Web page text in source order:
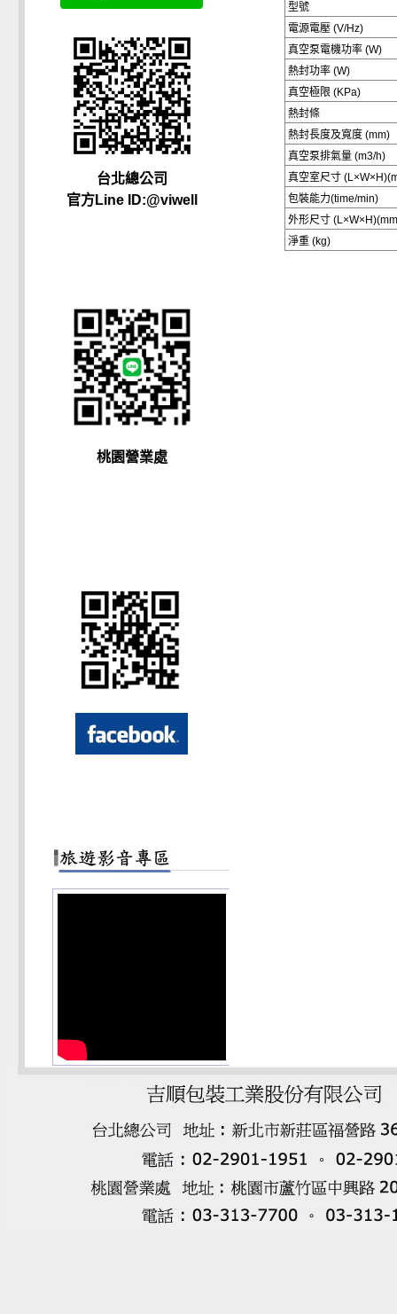
台北總公司
官方Line ID:@viwell
桃園營業處
型號
電源電壓 (V/Hz)
真空泵電機功率 (W)
熱封功率 (W)
真空極限 (KPa)
熱封條
熱封長度及寬度 (mm)
真空泵排氣量 (m3/h)
真空室尺寸
包裝能力(time/min)
外形尺寸
淨重 (kg)